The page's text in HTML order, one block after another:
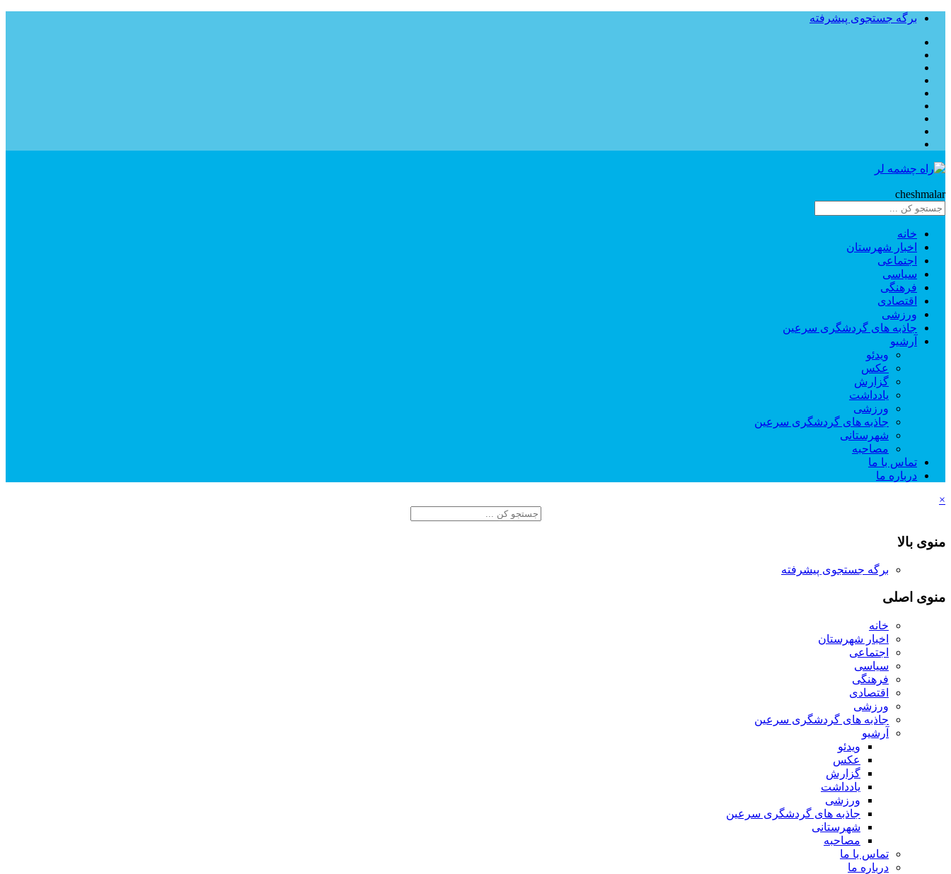
برگه جستجوی پیشرفته
cheshmalar
خانه
اخبار شهرستان
اجتماعی
سیاسی
فرهنگی
اقتصادی
ورزشی
جاذبه های گردشگری سرعین
آرشیو
ویدئو
عکس
گزارش
یادداشت
ورزشی
جاذبه های گردشگری سرعین
شهرستانی
مصاحبه
تماس با ما
درباره ما
×
منوی بالا
برگه جستجوی پیشرفته
منوی اصلی
خانه
اخبار شهرستان
اجتماعی
سیاسی
فرهنگی
اقتصادی
ورزشی
جاذبه های گردشگری سرعین
آرشیو
ویدئو
عکس
گزارش
یادداشت
ورزشی
جاذبه های گردشگری سرعین
شهرستانی
مصاحبه
تماس با ما
درباره ما